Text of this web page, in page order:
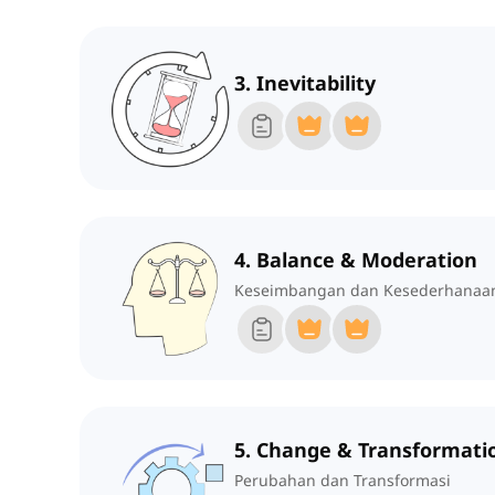
3. Inevitability
4. Balance & Moderation
Keseimbangan dan
5. Change &
Perubahan dan Transformasi